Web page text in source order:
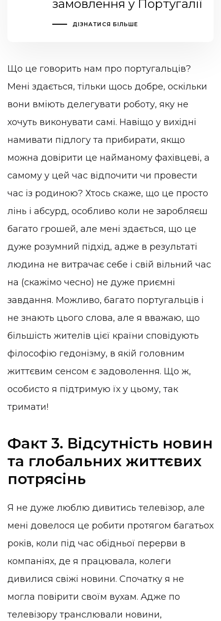
замовлення у Португалії
ДІЗНАТИСЯ БІЛЬШЕ
Що це говорить нам про португальців?
Мені здається, тільки щось добре, оскільки
вони вміють делегувати роботу, яку не
хочуть виконувати самі. Навіщо у вихідні
намивати підлогу та прибирати, якщо
можна довірити це найманому фахівцеві, а
самому у цей час відпочити чи провести
час із родиною? Хтось скаже, що це просто
лінь і абсурд, особливо коли не заробляєш
багато грошей, але мені здається, що це
дуже розумний підхід, адже в результаті
людина не витрачає себе і свій вільний час
на (скажімо чесно) не дуже приємні
завдання. Можливо, багато португальців і
не знають цього слова, але я вважаю, що
більшість жителів цієї країни сповідують
філософію гедонізму, в якій головним
життєвим сенсом є задоволення. Що ж,
особисто я підтримую їх у цьому, так
тримати!
Факт 3. Відсутність новин
та глобальних життєвих
потрясінь
Я не дуже люблю дивитись телевізор, але
мені довелося це робити протягом багатьох
років, коли під час обідньої перерви в
компаніях, де я працювала, колеги
дивилися свіжі новини. Спочатку я не
могла повірити своїм вухам. Адже по
телевізору транслювали новини,